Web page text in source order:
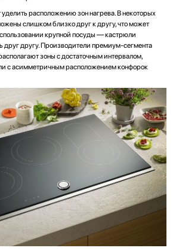
расположению зон нагрева. В некоторых
слишком близко друг к другу, что может
крупной посуды — кастрюли
друг другу. Производители премиум-сегмента
зоны с достаточным интервалом,
с асимметричным расположением конфорок